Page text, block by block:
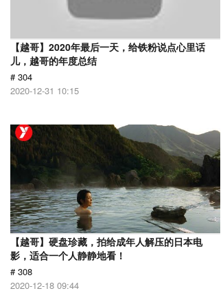
【越哥】2020年最后一天，给铁粉说点心里话
儿，越哥的年度总结
# 304
2020-12-31 10:15
【越哥】硬盘珍藏，拍给成年人解压的日本电
影，适合一个人静静地看！
# 308
2020-12-18 09:44